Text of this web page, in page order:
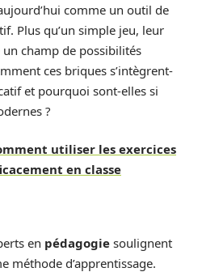
comme un outil de
Plus qu’un simple jeu, leur
champ de possibilités
ces briques s’intègrent-
et pourquoi sont-elles si
?
utiliser les exercices
en classe
en pédagogie soulignent
méthode d’apprentissage.